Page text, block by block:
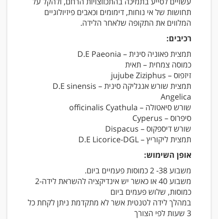
תחושות של אי נוחות, דימומים וכאבים פיזיולוגיים
המלווים את התקופה שלאחר הלידה.
רכיבים:
תמצית פאוניה סינית – D.E Paeonia
כמוסה צמחית – תאית
זיזפוס – jujube Ziziphus
תמצית שורש אנגליקה סינית – D.E sinensis
Angelica
שורש סיאטולה – officinalis Cyathula
סיפרוס – Cyperus
שורש דיספקוס – Dispacus
תמצית ליקוריץ – D.E Licorice-DGL
אופן השימוש:
משבוע 38- 2 כמוסות פעמיים ביום.
משבוע 40 או כאשר יש אינדיקציה להשראת לידה-2
כמוסות, שלוש פעמים ביום
במהלך לידה לטנטית אשר לא מתקדמת ניתן לקחת כל
3 שעות לפי הצורך